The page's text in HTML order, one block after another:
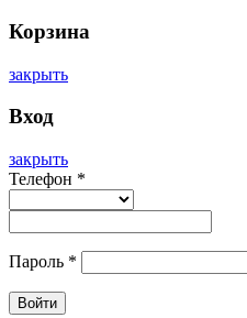
Корзина
закрыть
Вход
закрыть
Телефон *
Пароль *
Войти